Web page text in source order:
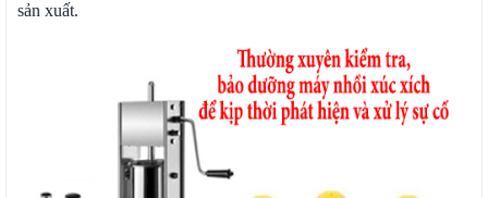
sản xuất.